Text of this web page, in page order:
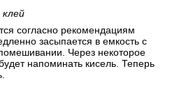
согласно рекомендациям
засыпается в емкость с
Через некоторое
напоминать кисель. Теперь